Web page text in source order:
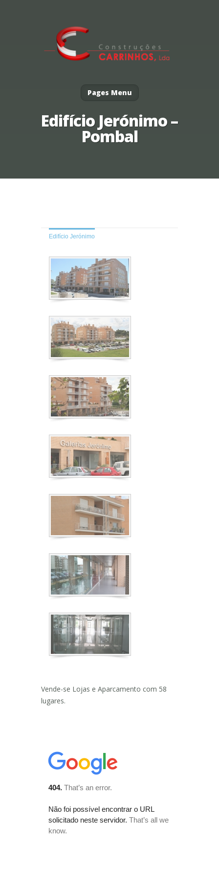
Pages Menu
Edifício Jerónimo –
Pombal
Edifício Jerónimo
Vende-se Lojas e Aparcamento com 58
lugares.